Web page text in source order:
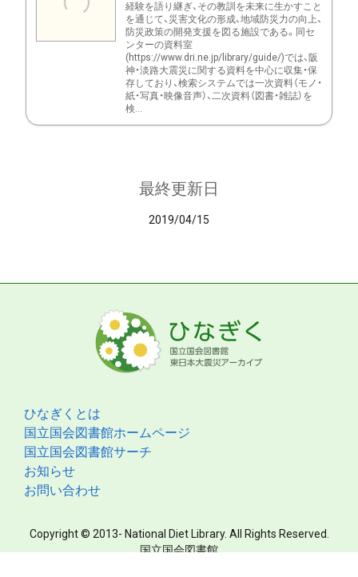
経験を語り継ぎ、その教訓を未来に生かすこと
を通じて、災害文化の形成、地域防災力の向上、
防災政策の開発支援を図る施設である。同セ
ンターの資料室
(https://www.dri.ne.jp/library/guide/)では、阪
神・淡路大震災に関する資料を中心に収集・保
存しており、検索システムでは一次資料（モノ・
紙・写真・映像音声）、二次資料（図書・雑誌）を
検...
最終更新日
2019/04/15
ひなぎくとは
国立国会図書館ホームページ
国立国会図書館サーチ
お知らせ
お問い合わせ
Copyright © 2013- National Diet Library. All Rights Reserved.